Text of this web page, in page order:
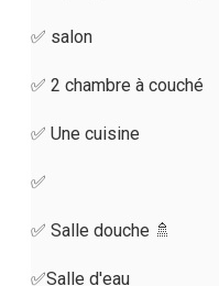
✅ salon
✅ 2 chambre à couché
✅ Une cuisine
✅
✅ Salle douche 🚿
✅️Salle d'eau